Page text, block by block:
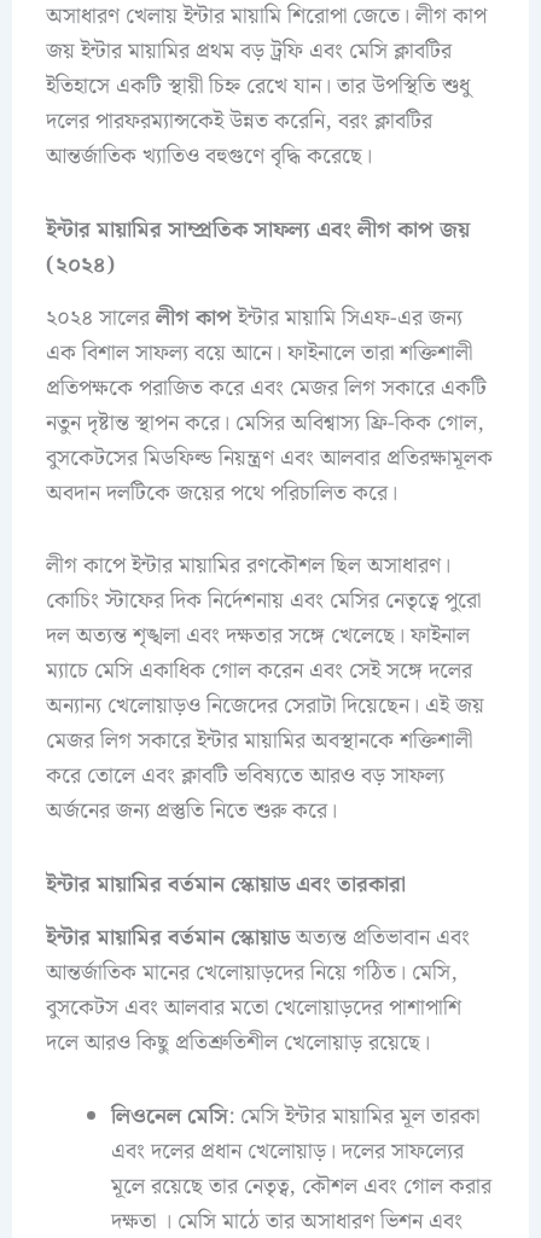
অসাধারণ খেলায় ইন্টার মায়ামি শিরোপা জেতে। লীগ কাপ
জয় ইন্টার মায়ামির প্রথম বড় ট্রফি এবং মেসি ক্লাবটির
ইতিহাসে একটি স্থায়ী চিহ্ন রেখে যান। তার উপস্থিতি শুধু
দলের পারফরম্যান্সকেই উন্নত করেনি, বরং ক্লাবটির
আন্তর্জাতিক খ্যাতিও বহুগুণে বৃদ্ধি করেছে।
ইন্টার মায়ামির সাম্প্রতিক সাফল্য এবং লীগ কাপ জয়
(২০২৪)
২০২৪ সালেরলীগ কাপইন্টার মায়ামি সিএফ-এর জন্য
এক বিশাল সাফল্য বয়ে আনে। ফাইনালে তারা শক্তিশালী
প্রতিপক্ষকে পরাজিত করে এবং মেজর লিগ সকারে একটি
নতুন দৃষ্টান্ত স্থাপন করে। মেসির অবিশ্বাস্য ফ্রি-কিক গোল,
বুসকেটসের মিডফিল্ড নিয়ন্ত্রণ এবং আলবার প্রতিরক্ষামূলক
অবদান দলটিকে জয়ের পথে পরিচালিত করে।
লীগ কাপে ইন্টার মায়ামির রণকৌশল ছিল অসাধারণ।
কোচিং স্টাফের দিক নির্দেশনায় এবং মেসির নেতৃত্বে পুরো
দল অত্যন্ত শৃঙ্খলা এবং দক্ষতার সঙ্গে খেলেছে। ফাইনাল
ম্যাচে মেসি একাধিক গোল করেন এবং সেই সঙ্গে দলের
অন্যান্য খেলোয়াড়ও নিজেদের সেরাটা দিয়েছেন। এই জয়
মেজর লিগ সকারে ইন্টার মায়ামির অবস্থানকে শক্তিশালী
করে তোলে এবং ক্লাবটি ভবিষ্যতে আরও বড় সাফল্য
অর্জনের জন্য প্রস্তুতি নিতে শুরু করে।
ইন্টার মায়ামির বর্তমান স্কোয়াড এবং তারকারা
ইন্টার মায়ামির বর্তমান স্কোয়াডঅত্যন্ত প্রতিভাবান এবং
আন্তর্জাতিক মানের খেলোয়াড়দের নিয়ে গঠিত। মেসি,
বুসকেটস এবং আলবার মতো খেলোয়াড়দের পাশাপাশি
দলে আরও কিছু প্রতিশ্রুতিশীল খেলোয়াড় রয়েছে।
লিওনেল মেসি: মেসি ইন্টার মায়ামির মূল তারকা
এবং দলের প্রধান খেলোয়াড়। দলের সাফল্যের
মূলে রয়েছে তার নেতৃত্ব, কৌশল এবং গোল করার
দক্ষতা । মেসি মাঠে তার অসাধারণ ভিশন এবং